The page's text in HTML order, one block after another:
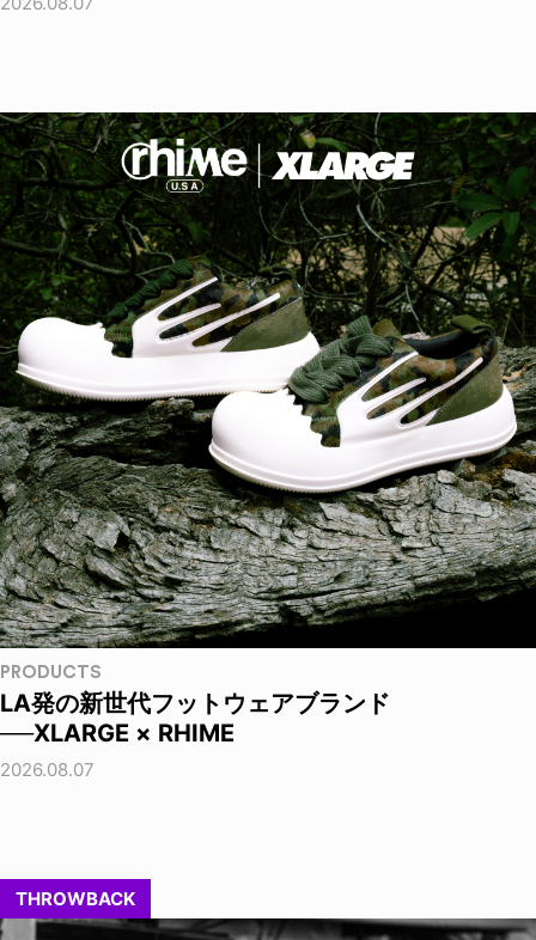
PRODUCTS
LA発の新世代フットウェアブランド
──XLARGE × RHIME
2026.08.07
THROWBACK